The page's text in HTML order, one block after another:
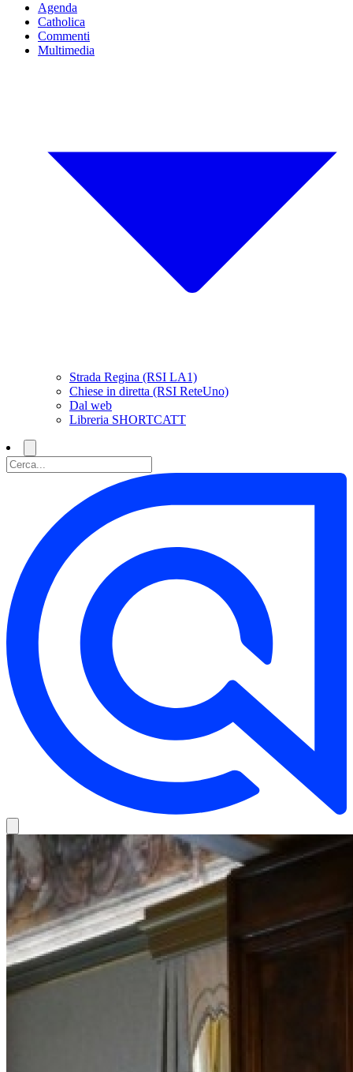
Agenda
Catholica
Commenti
Multimedia
Strada Regina (RSI LA1)
Chiese in diretta (RSI ReteUno)
Dal web
Libreria SHORTCATT